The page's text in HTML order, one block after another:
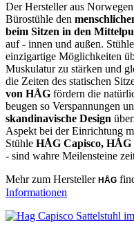
Der Hersteller aus
Bürostühle den
beim Sitzen in den
auf - innen und außen.
einzigartige Möglichkeiten
Muskulatur zu stärken und
die Zeiten des statischen
von HÅG fördern die
beugen so Verspannungen
skandinavische Design
Aspekt bei der Einrichtung
Stühle HÅG Capisco,
- sind wahre Meilensteine
Mehr zum Hersteller HÅG
Informationen